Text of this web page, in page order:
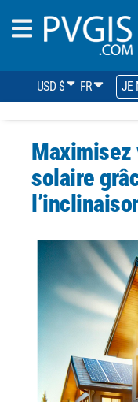
USD $ FR JE
solaire